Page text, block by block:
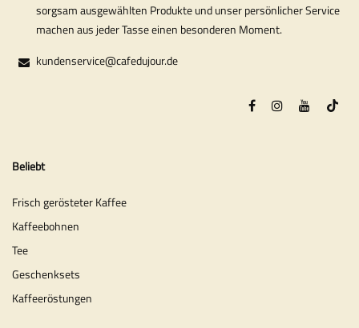
sorgsam ausgewählten Produkte und unser persönlicher Service
machen aus jeder Tasse einen besonderen Moment.
kundenservice@cafedujour.de
Beliebt
Frisch gerösteter Kaffee
Kaffeebohnen
Tee
Geschenksets
Kaffeeröstungen